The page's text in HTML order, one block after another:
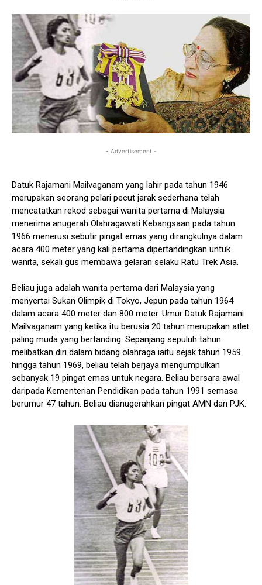
- Advertisement -
Datuk Rajamani Mailvaganam yang lahir pada tahun 1946
merupakan seorang pelari pecut jarak sederhana telah
mencatatkan rekod sebagai wanita pertama di Malaysia
menerima anugerah Olahragawati Kebangsaan pada tahun
1966 menerusi sebutir pingat emas yang dirangkulnya dalam
acara 400 meter yang kali pertama dipertandingkan untuk
wanita, sekali gus membawa gelaran selaku Ratu Trek Asia.
Beliau juga adalah wanita pertama dari Malaysia yang
menyertai Sukan Olimpik di Tokyo, Jepun pada tahun 1964
dalam acara 400 meter dan 800 meter. Umur Datuk Rajamani
Mailvaganam yang ketika itu berusia 20 tahun merupakan atlet
paling muda yang bertanding. Sepanjang sepuluh tahun
melibatkan diri dalam bidang olahraga iaitu sejak tahun 1959
hingga tahun 1969, beliau telah berjaya mengumpulkan
sebanyak 19 pingat emas untuk negara. Beliau bersara awal
daripada Kementerian Pendidikan pada tahun 1991 semasa
berumur 47 tahun. Beliau dianugerahkan pingat AMN dan PJK.